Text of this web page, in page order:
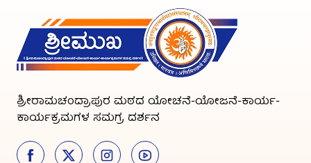
ಶ್ರೀರಾಮಚಂದ್ರಾಪುರ ಮಠದ ಯೋಚನೆ-ಯೋಜನೆ-ಕಾರ್ಯ-
ಕಾರ್ಯಕ್ರಮಗಳ ಸಮಗ್ರ ದರ್ಶನ